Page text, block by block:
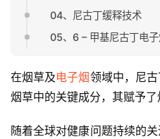
04、尼古丁缓释技术
05、6 – 甲基尼古丁电子
在烟草及电子烟领域中，尼
烟草中的关键成分，其赋予了
随着全球对健康问题持续的